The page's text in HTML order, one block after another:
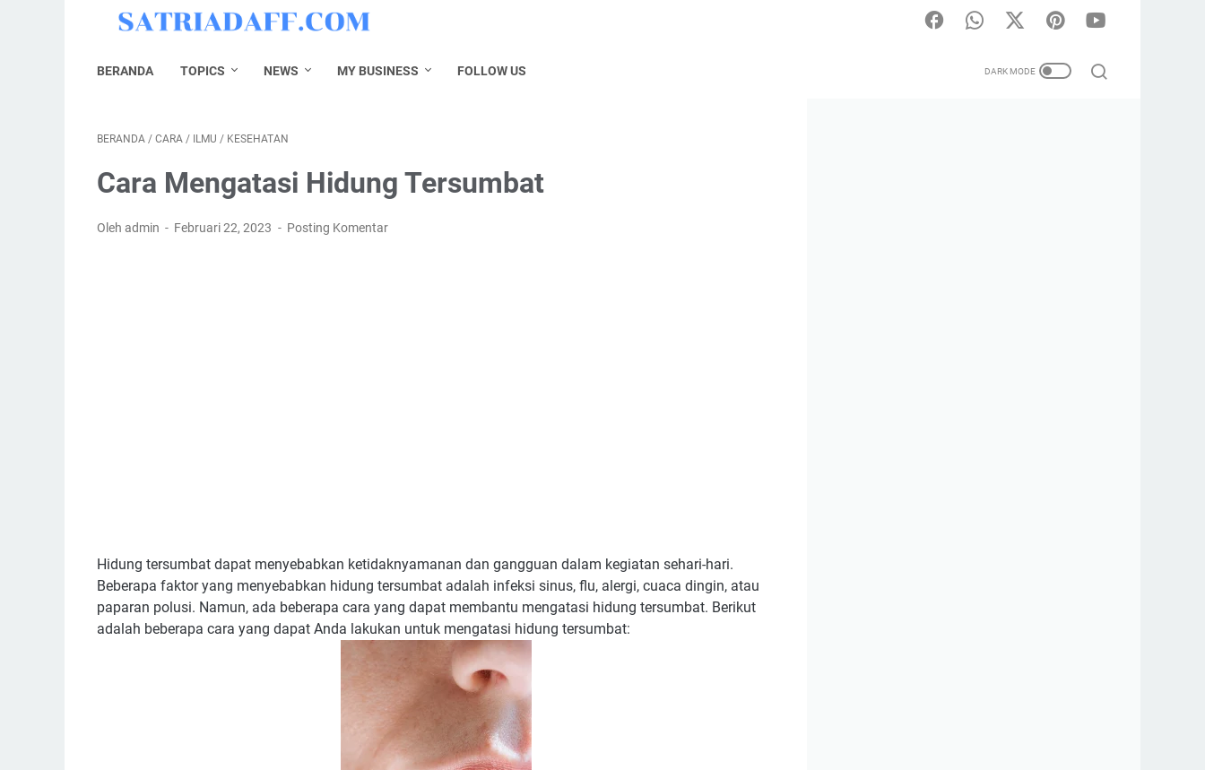
BERANDA TOPICS NEWS MY BUSINESS FOLLOW US
BERANDA / CARA / ILMU / KESEHATAN
Cara Mengatasi Hidung Tersumbat
Oleh admin Februari 22, 2023 Posting Komentar
Hidung tersumbat dapat menyebabkan ketidaknyamanan dan gangguan dalam kegiatan sehari-hari.
Beberapa faktor yang menyebabkan hidung tersumbat adalah infeksi sinus, flu, alergi, cuaca dingin, atau
paparan polusi. Namun, ada beberapa cara yang dapat membantu mengatasi hidung tersumbat. Berikut
adalah beberapa cara yang dapat Anda lakukan untuk mengatasi hidung tersumbat: